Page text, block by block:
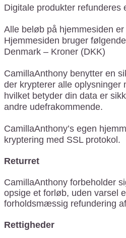
Digitale produkter refunderes
Alle beløb på hjemmesiden
Hjemmesiden bruger
Denmark – Kroner (DKK)
CamillaAnthony benytter en
der krypterer alle oplysninger
hvilket betyder din data er
andre udefrakommende.
CamillaAnthony’s egen
kryptering med SSL protokol.
Returret
CamillaAnthony forbeholder
opsige et forløb, uden varsel
forholdsmæssig refundering
Rettigheder